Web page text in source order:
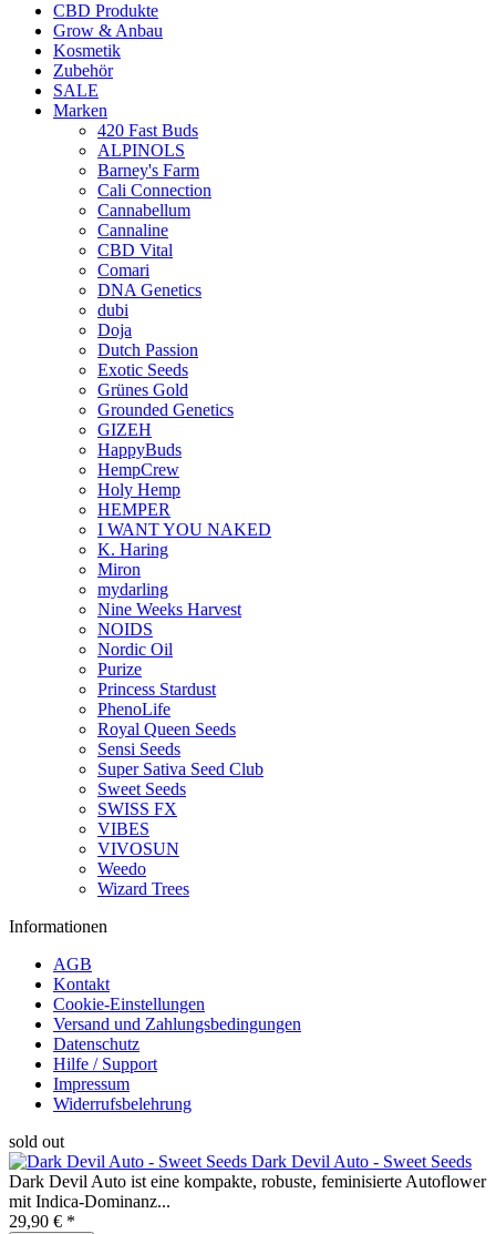
CBD Produkte
Grow & Anbau
Kosmetik
Zubehör
SALE
Marken
420 Fast Buds
ALPINOLS
Barney's Farm
Cali Connection
Cannabellum
Cannaline
CBD Vital
Comari
DNA Genetics
dubi
Doja
Dutch Passion
Exotic Seeds
Grünes Gold
Grounded Genetics
GIZEH
HappyBuds
HempCrew
Holy Hemp
HEMPER
I WANT YOU NAKED
K. Haring
Miron
mydarling
Nine Weeks Harvest
NOIDS
Nordic Oil
Purize
Princess Stardust
PhenoLife
Royal Queen Seeds
Sensi Seeds
Super Sativa Seed Club
Sweet Seeds
SWISS FX
VIBES
VIVOSUN
Weedo
Wizard Trees
Informationen
AGB
Kontakt
Cookie-Einstellungen
Versand und Zahlungsbedingungen
Datenschutz
Hilfe / Support
Impressum
Widerrufsbelehrung
sold out
Dark Devil Auto - Sweet Seeds
Dark Devil Auto ist eine kompakte, robuste, feminisierte Autoflower
mit Indica‑Dominanz...
29,90 € *